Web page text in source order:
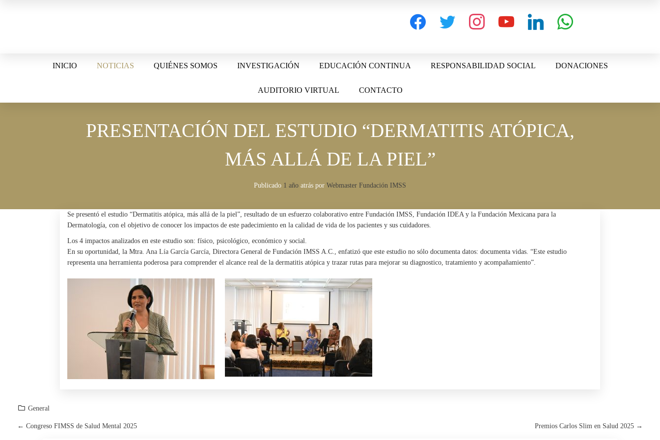
facebook twitter instagram youtube linkedin whatsapp
INICIO NOTICIAS QUIÉNES SOMOS INVESTIGACIÓN EDUCACIÓN CONTINUA RESPONSABILIDAD SOCIAL DONACIONES
AUDITORIO VIRTUAL CONTACTO
PRESENTACIÓN DEL ESTUDIO “DERMATITIS ATÓPICA,
MÁS ALLÁ DE LA PIEL”
Publicado 1 año atrás por Webmaster Fundación IMSS
Se presentó el estudio “Dermatitis atópica, más allá de la piel”, resultado de un esfuerzo colaborativo entre Fundación IMSS, Fundación IDEA y la Fundación Mexicana para la
Dermatología, con el objetivo de conocer los impactos de este padecimiento en la calidad de vida de los pacientes y sus cuidadores.
Los 4 impactos analizados en este estudio son: físico, psicológico, económico y social.
En su oportunidad, la Mtra. Ana Lía García García, Directora General de Fundación IMSS A.C., enfatizó que este estudio no sólo documenta datos: documenta vidas. “Este estudio
representa una herramienta poderosa para comprender el alcance real de la dermatitis atópica y trazar rutas para mejorar su diagnostico, tratamiento y acompañamiento”.
General
P
← Congreso FIMSS de Salud Mental 2025 Premios Carlos Slim en Salud 2025 →